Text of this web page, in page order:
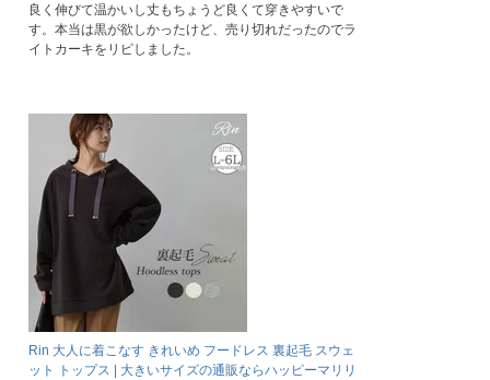
良く伸びて温かいし丈もちょうど良くて穿きやすいで
す。本当は黒が欲しかったけど、売り切れだったのでラ
イトカーキをリピしました。
Rin 大人に着こなす きれいめ フードレス 裏起毛 スウェ
ット トップス | 大きいサイズの通販ならハッピーマリリ